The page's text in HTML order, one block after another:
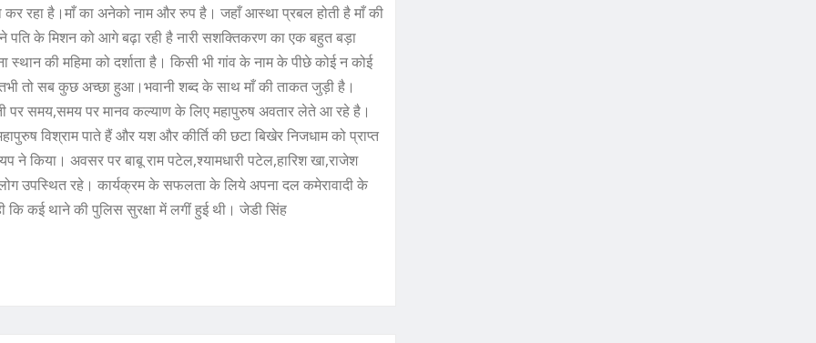
रहा है।माँ का अनेको नाम और रुप है। जहाँ आस्था प्रबल होती है माँ की
के मिशन को आगे बढ़ा रही है नारी सशक्तिकरण का एक बहुत बड़ा
की महिमा को दर्शाता है। किसी भी गांव के नाम के पीछे कोई न कोई
तो सब कुछ अच्छा हुआ।भवानी शब्द के साथ माँ की ताकत जुड़ी है।
पर समय,समय पर मानव कल्याण के लिए महापुरुष अवतार लेते आ रहे है।
विश्राम पाते हैं और यश और कीर्ति की छटा बिखेर निजधाम को प्राप्त
किया। अवसर पर बाबू राम पटेल,श्यामधारी पटेल,हारिश खा,राजेश
उपस्थित रहे। कार्यक्रम के सफलता के लिये अपना दल कमेरावादी के
कि कई थाने की पुलिस सुरक्षा में लगीं हुई थी। जेडी सिंह